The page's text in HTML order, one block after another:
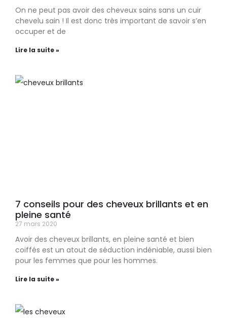
On ne peut pas avoir des cheveux sains sans un cuir
chevelu sain ! Il est donc très important de savoir s’en
occuper et de
Lire la suite »
7 conseils pour des cheveux brillants et en
pleine santé
27 mars 2020
Avoir des cheveux brillants, en pleine santé et bien
coiffés est un atout de séduction indéniable, aussi bien
pour les femmes que pour les hommes.
Lire la suite »